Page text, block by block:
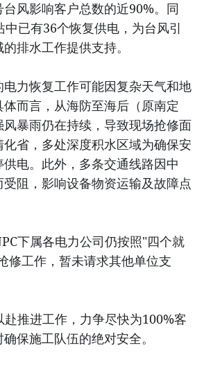
风影响客户总数的近90%。同
中已有36个恢复供电，为台风引
排水工作提供支持。
力恢复工作可能因复杂天气和地
而言，从海防至海后（原南定
暴雨仍在持续，导致现场抢修面
省，多处深度积水区域为确保安
电。此外，多条交通线路因中
阻，影响设备物资运输及故障点
下属各电力公司仍按照"四个就
修工作，暂未请求其他单位支
赴推进工作，力争尽快为100%客
保施工队伍的绝对安全。